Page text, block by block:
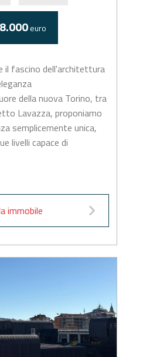
euro
il fascino dell'architettura
della nuova Torino, tra
Lavazza, proponiamo
semplicemente unica,
livelli capace di
immobile